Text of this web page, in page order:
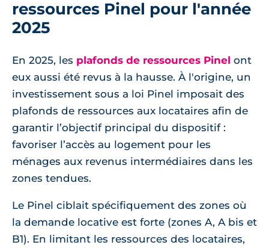
ressources Pinel pour l'année
2025
En 2025, les plafonds de ressources Pinel ont
eux aussi été revus à la hausse. À l'origine, un
investissement sous a loi Pinel imposait des
plafonds de ressources aux locataires afin de
garantir l’objectif principal du dispositif :
favoriser l’accès au logement pour les
ménages aux revenus intermédiaires dans les
zones tendues.
Le Pinel ciblait spécifiquement des zones où
la demande locative est forte (zones A, A bis et
B1). En limitant les ressources des locataires,